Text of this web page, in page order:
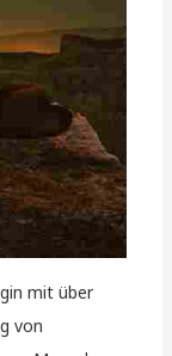
mit über
von